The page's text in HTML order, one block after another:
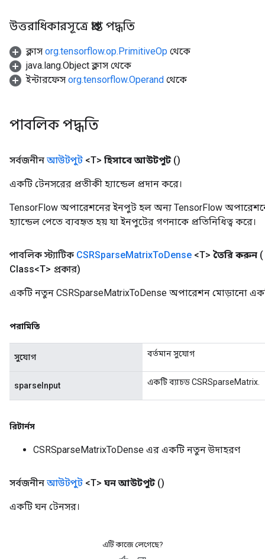
উত্তরাধিকারসূত্রে প্রাপ্ত পদ্ধতি
ক্লাস org.tensorflow.op.PrimitiveOp থেকে
java.lang.Object ক্লাস থেকে
ইন্টারফেস org.tensorflow.Operand থেকে
পাবলিক পদ্ধতি
সর্বজনীন আউটপুট <T> হিসাবে আউটপুট ()
একটি টেনসরের প্রতীকী হ্যান্ডেল প্রদান করে।
TensorFlow অপারেশনের ইনপুট হল অন্য TensorFlow
হ্যান্ডেল পেতে ব্যবহৃত হয় যা ইনপুটের গণনাকে প্রতিনিধিত্ব করে।
পাবলিক স্ট্যাটিক CSRSparseMatrixToDense <T> তৈরি করুন (
Class<T> প্রকার)
একটি নতুন CSRSparseMatrixToDense অপারেশন মোড়ানো
পরামিতি
সুযোগ বর্তমান সুযোগ
sparseInput একটি ব্যাচড CSRSparseMatrix.
রিটার্নস
CSRSparseMatrixToDense এর একটি নতুন উদাহরণ
সর্বজনীন আউটপুট <T> ঘন আউটপুট ()
একটি ঘন টেনসর।
এটি কাজে লেগেছে?